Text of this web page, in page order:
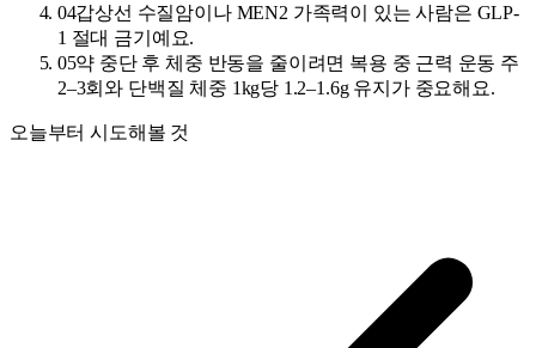
04갑상선 수질암이나 MEN2 가족력이 있는 사람은 GLP-
1 절대 금기예요.
05약 중단 후 체중 반동을 줄이려면 복용 중 근력 운동 주
2–3회와 단백질 체중 1kg당 1.2–1.6g 유지가 중요해요.
오늘부터 시도해볼 것